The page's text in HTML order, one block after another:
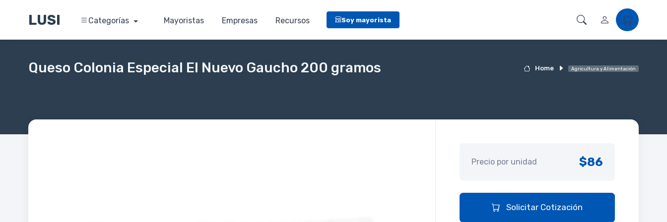
LUSI Categorías Mayoristas Empresas Recursos Soy mayorista
Home Agricultura y Alimentación
Queso Colonia Especial El Nuevo Gaucho 200 gramos
Precio por unidad $86
Solicitar Cotización